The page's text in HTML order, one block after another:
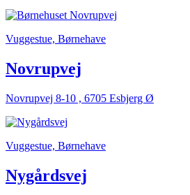
Vuggestue, Børnehave
Novrupvej
Novrupvej 8-10 , 6705 Esbjerg Ø
Vuggestue, Børnehave
Nygårdsvej